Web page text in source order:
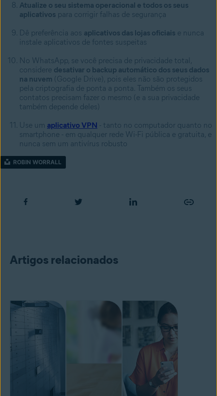
Atualize o seu sistema operacional e todos os seus
aplicativos para corrigir falhas de segurança
Dê preferência aos aplicativos das lojas oficiais e nunca
instale aplicativos de fontes suspeitas
No WhatsApp, se você precisa de privacidade total,
considere desativar o backup automático dos seus dados
na nuvem (Google Drive), pois eles não são protegidos
pela criptografia de ponta a ponta. Também os seus
contatos precisam fazer o mesmo (e a sua privacidade
também depende deles)
Use um aplicativo VPN - tanto no computador quanto no
smartphone - em qualquer rede Wi-Fi pública e gratuita, e
nunca sem um antivírus robusto
ROBIN WORRALL
Artigos relacionados